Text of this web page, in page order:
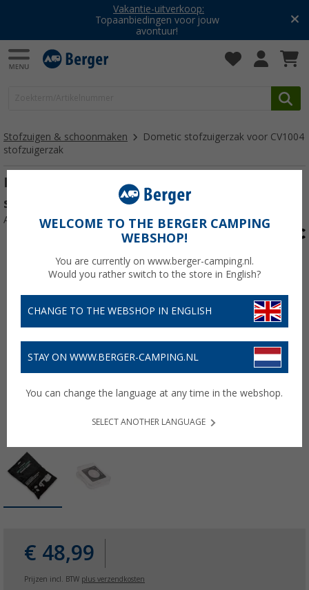
Vakantie-uitverkoop:
Topaanbiedingen voor jouw
avontuur!
Stofzuigen & schoonmaken
Dometic stofzuigerzak voor CV1004
stofzuigerzak
Dometic stofzuigerzak voor CV1004
stofzuigerzak
Artikelnr: 380365
€ 48,99
Prijzen incl. BTW plus verzendkosten
WELCOME TO THE BERGER CAMPING
WEBSHOP!
You are currently on www.berger-camping.nl.
Would you rather switch to the store in English?
CHANGE TO THE WEBSHOP IN ENGLISH
STAY ON WWW.BERGER-CAMPING.NL
You can change the language at any time in the webshop.
SELECT ANOTHER LANGUAGE